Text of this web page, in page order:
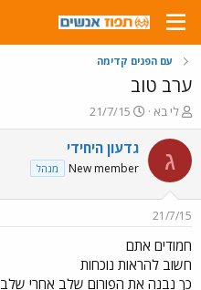
עם הפנים קדימה
ערב טוב
פ
ו
ת
ח
ה
ו
ש
א
לי בא
פ
ו
ר
ם
ר
י
ך
21/7/15
ג גדעון היחידי
New member מנהל
21/7/15
חמודים אתם
חשוב להראות נוכחות
כך נבנה את הפורום שלב אחרי שלב